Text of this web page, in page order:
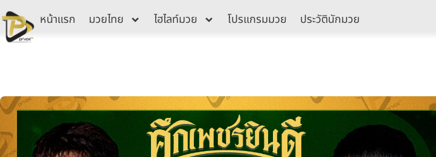
Skip
to
content
หน้าแรก มวยไทย ไฮไลท์มวย โปรแกรมมวย ประวัตินักมวย